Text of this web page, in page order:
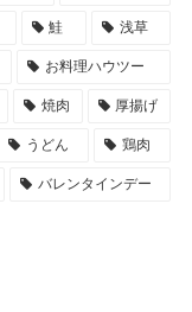
鮭 浅草
お料理ハウツー
焼肉 厚揚げ
うどん 鶏肉
バレンタインデー